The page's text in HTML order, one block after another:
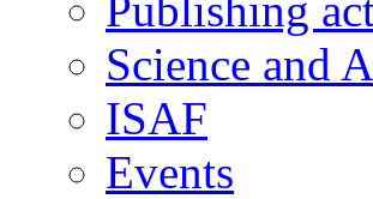
Science and
ISAF
Events